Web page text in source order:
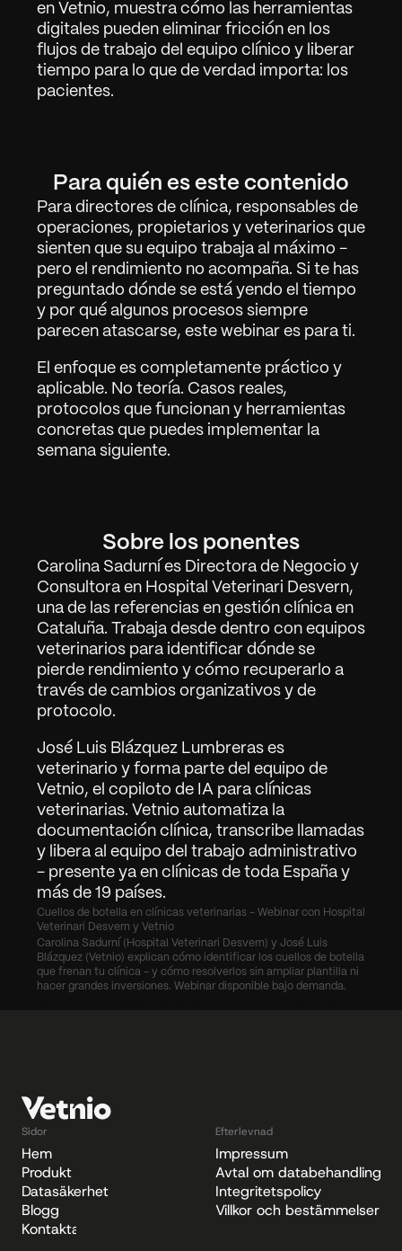
02
Kontakta
03
Få Demo
Logga in
en Vetnio, muestra cómo las herramientas
digitales pueden eliminar fricción en los
flujos de trabajo del equipo clínico y liberar
tiempo para lo que de verdad importa: los
pacientes.
Para quién es este contenido
Para directores de clínica, responsables de
operaciones, propietarios y veterinarios que
sienten que su equipo trabaja al máximo -
pero el rendimiento no acompaña. Si te has
preguntado dónde se está yendo el tiempo
y por qué algunos procesos siempre
parecen atascarse, este webinar es para ti.
El enfoque es completamente práctico y
aplicable. No teoría. Casos reales,
protocolos que funcionan y herramientas
concretas que puedes implementar la
semana siguiente.
Sobre los ponentes
Carolina Sadurní es Directora de Negocio y
Consultora en Hospital Veterinari Desvern,
una de las referencias en gestión clínica en
Cataluña. Trabaja desde dentro con equipos
veterinarios para identificar dónde se
pierde rendimiento y cómo recuperarlo a
través de cambios organizativos y de
protocolo.
José Luis Blázquez Lumbreras es
veterinario y forma parte del equipo de
Vetnio, el copiloto de IA para clínicas
veterinarias. Vetnio automatiza la
documentación clínica, transcribe llamadas
y libera al equipo del trabajo administrativo
- presente ya en clínicas de toda España y
más de 19 países.
Cuellos de botella en clínicas veterinarias - Webinar con Hospital
Veterinari Desvern y Vetnio
Carolina Sadurní (Hospital Veterinari Desvern) y José Luis
Blázquez (Vetnio) explican cómo identificar los cuellos de botella
que frenan tu clínica - y cómo resolverlos sin ampliar plantilla ni
hacer grandes inversiones. Webinar disponible bajo demanda.
Sidor
Hem
Produkt
Datasäkerhet
Blogg
Kontakta
Efterlevnad
Impressum
Avtal om databehandling
Integritetspolicy
Villkor och bestämmelser